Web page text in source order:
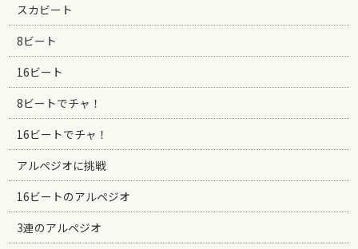
スカビート
8ビート
16ビート
8ビートでチャ！
16ビートでチャ！
アルペジオに挑戦
16ビートのアルペジオ
3連のアルペジオ